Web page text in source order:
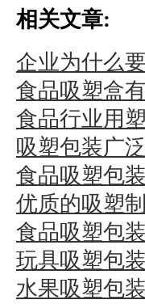
相关文章:
企业为什么
食品吸塑盒
食品行业用
吸塑包装广
食品吸塑包
优质的吸塑
食品吸塑包
玩具吸塑包
水果吸塑包